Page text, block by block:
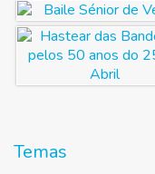
Temas